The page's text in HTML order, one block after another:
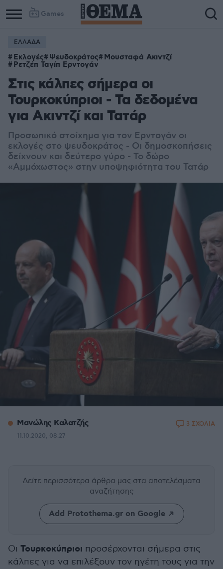
Games
ΕΛΛΑΔΑ
Εκλογές Ψευδοκράτος Μουσταφά Ακιντζί
Ρετζέπ Ταγίπ Ερντογάν
Στις κάλπες σήμερα οι
Τουρκοκύπριοι - Τα δεδομένα
για Ακιντζί και Τατάρ
Προσωπικό στοίχημα για τον Ερντογάν οι
εκλογές στο ψευδοκράτος - Οι δημοσκοπήσεις
δείχνουν και δεύτερο γύρο - Το δώρο
«Αμμόχωστος» στην υποψηφιότητα του Τατάρ
Μανώλης Καλατζής
11.10.2020, 08:27
3 ΣΧΟΛΙΑ
Δείτε περισσότερα άρθρα μας στα αποτελέσματα
αναζήτησης
Add Protothema.gr on Google
Οι Τουρκοκύπριοι προσέρχονται σήμερα στις
κάλπες για να επιλέξουν τον ηγέτη τους για την